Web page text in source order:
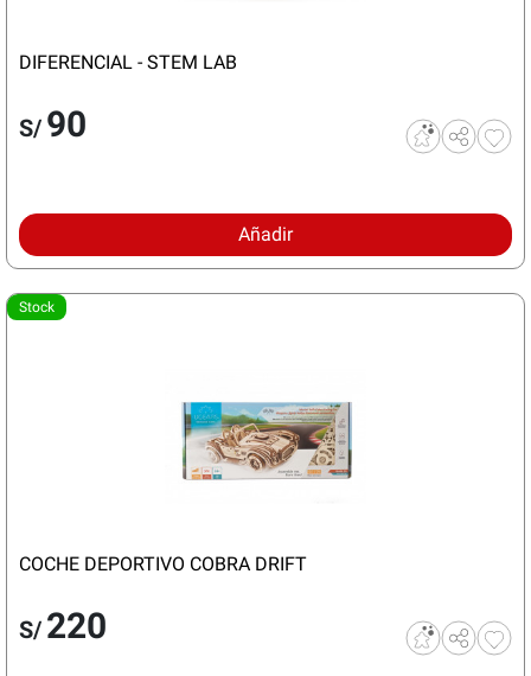
DIFERENCIAL - STEM LAB
S/ 90
Añadir
Stock
COCHE DEPORTIVO COBRA DRIFT
S/ 220